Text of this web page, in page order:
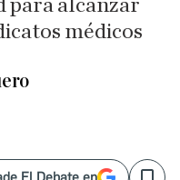
para alcanzar
médicos